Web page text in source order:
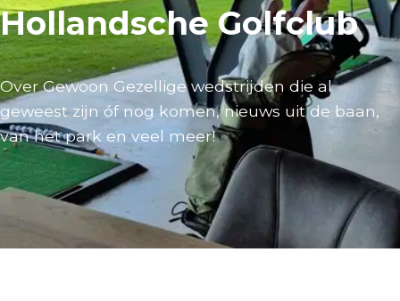
Hollandsche Golfclub
Over Gewoon Gezellige wedstrijden die al
geweest zijn óf nog komen, nieuws uit de baan,
van het park en veel meer!